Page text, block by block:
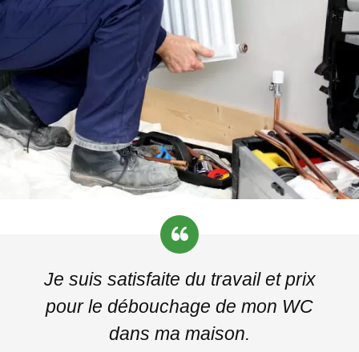
Je suis satisfaite du travail et prix
pour le débouchage de mon WC
dans ma maison.